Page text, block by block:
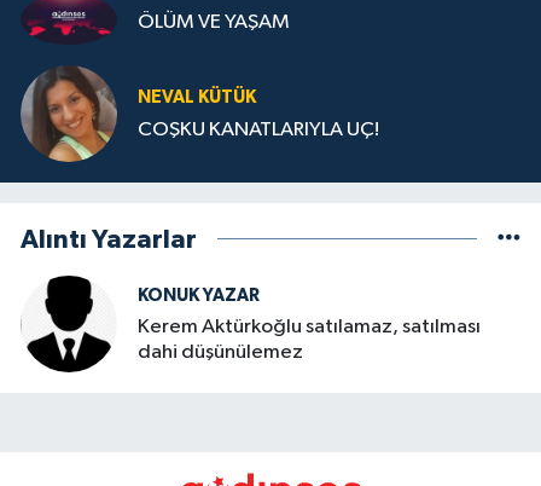
ÖLÜM VE YAŞAM
NEVAL KÜTÜK
COŞKU KANATLARIYLA UÇ!
Alıntı Yazarlar
KONUK YAZAR
Kerem Aktürkoğlu satılamaz, satılması
dahi düşünülemez